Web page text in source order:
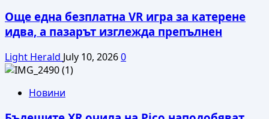
на
културно
наследство
стартира
в
Още една безплатна VR игра за катерене
идва, а пазарът изглежда препълнен
Light Herald July 10, 20260
Новини